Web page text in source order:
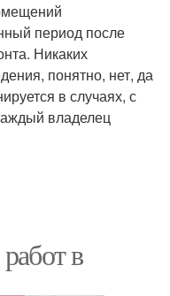
период после
Никаких
понятно, нет, да
в случаях, с
владелец
в